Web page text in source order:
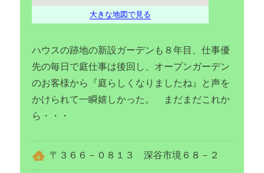
大きな地図で見る
ハウスの跡地の新設ガーデンも８年目、仕事優
先の毎日で庭仕事は後回し、オープンガーデン
のお客様から『庭らしくなりましたね』と声を
かけられて一瞬嬉しかった。 まだまだこれか
ら・・・
〒３６６－０８１３ 深谷市境６８－２